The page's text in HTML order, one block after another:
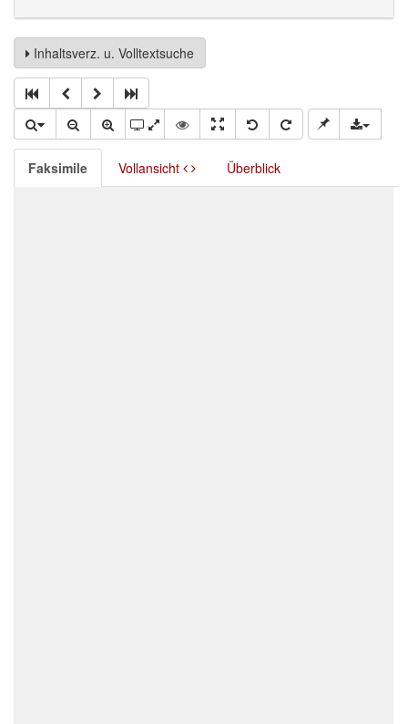
Inhaltsverz. u. Volltextsuche
Faksimile Vollansicht Überblick